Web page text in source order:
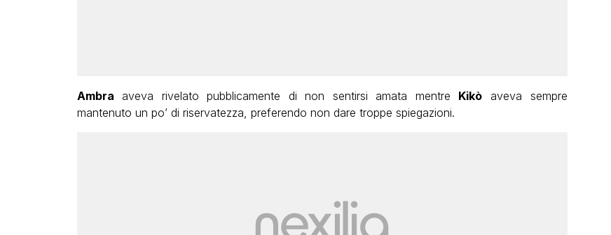
Ambra aveva rivelato pubblicamente di non sentirsi amata mentre Kikò aveva sempre
mantenuto un po’ di riservatezza, preferendo non dare troppe spiegazioni.